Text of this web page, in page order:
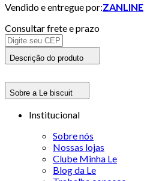
Vendido e entregue por:ZANLINE
Consultar frete e prazo
Descrição do produto
Sobre a Le biscuit
Institucional
Sobre nós
Nossas lojas
Clube Minha Le
Blog da Le